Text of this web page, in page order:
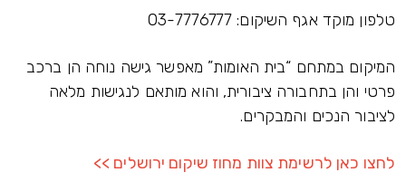
טלפון מוקד אגף השיקום: ‎03-7776777
המיקום במתחם “בית האומות” מאפשר גישה נוחה הן ברכב
פרטי והן בתחבורה ציבורית, והוא מותאם לנגישות מלאה
לציבור הנכים והמבקרים.
לחצו כאן לרשימת צוות מחוז שיקום ירושלים >>